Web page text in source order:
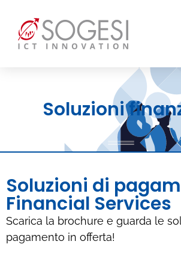
Soluzioni
Soluzioni di
Financial Services
Scarica la brochure e guarda le
pagamento in offerta!